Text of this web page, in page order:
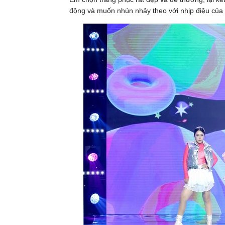
động và muốn nhún nhảy theo với nhịp điệu của